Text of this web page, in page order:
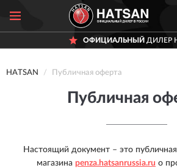
ОФИЦИАЛЬНЫЙ ДИЛЕР
HATSAN Публичная оферта
Публичная
Настоящий документ – это
магазина penza.hatsanrussia.ru о